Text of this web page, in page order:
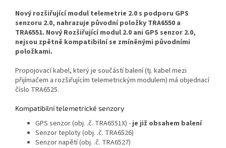
Nový rozšiřující modul telemetrie 2.0 s podporu GPS
senzoru 2.0, nahrazuje původní položky TRA6550 a
TRA6551. Nový Rozšiřující modul 2.0 ani GPS senzor 2.0,
nejsou zpětně kompatibilní se zmíněnými původními
položkami.
Propojovací kabel, který je součástí balení (tj. kabel mezi
přijímačem a rozšiřujícím telemetrickým modulem) má objednací
číslo TRA6525.
Kompatibilní telemetrické senzory
GPS senzor (obj. .č. TRA6551X) - je již obsahem balení
Senzor teploty (obj. .č. TRA6526)
Senzor napětí (obj. .č. TRA6527)